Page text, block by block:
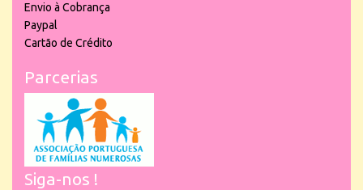
Envio à Cobrança
Paypal
Cartão de Crédito
Parcerias
Siga-nos !